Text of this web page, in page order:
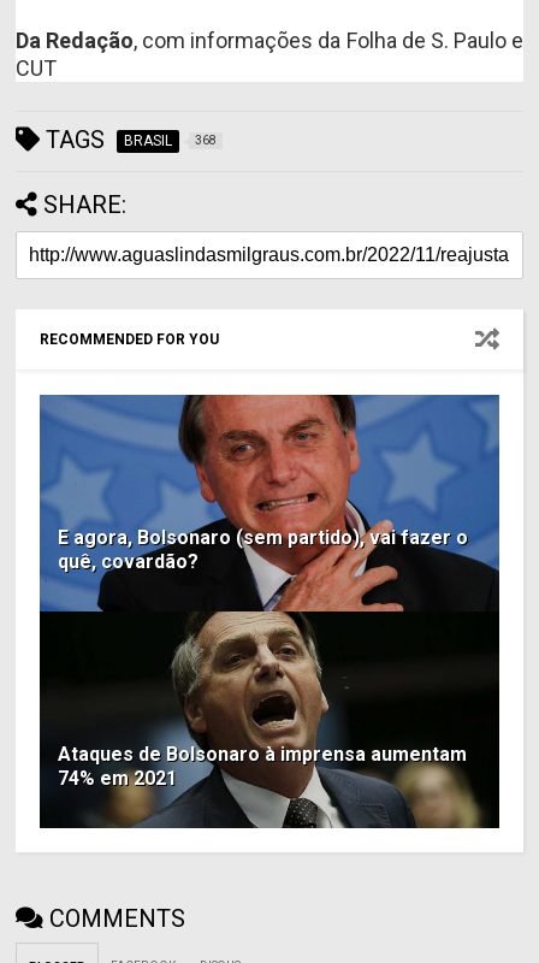
Da Redação, com informações da Folha de S. Paulo e
CUT
TAGS BRASIL 368
SHARE:
RECOMMENDED FOR YOU
E agora, Bolsonaro (sem partido), vai fazer o
quê, covardão?
Ataques de Bolsonaro à imprensa aumentam
74% em 2021
COMMENTS